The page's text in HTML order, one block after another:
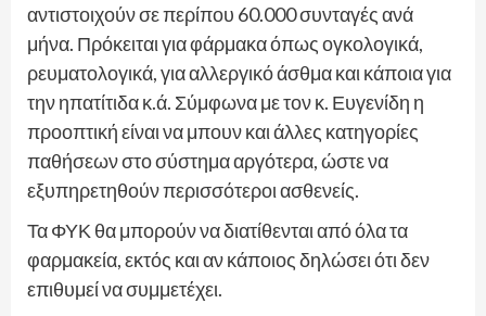
αντιστοιχούν σε περίπου 60.000 συνταγές ανά
μήνα. Πρόκειται για φάρμακα όπως ογκολογικά,
ρευματολογικά, για αλλεργικό άσθμα και κάποια για
την ηπατίτιδα κ.ά. Σύμφωνα με τον κ. Ευγενίδη η
προοπτική είναι να μπουν και άλλες κατηγορίες
παθήσεων στο σύστημα αργότερα, ώστε να
εξυπηρετηθούν περισσότεροι ασθενείς.
Τα ΦΥΚ θα μπορούν να διατίθενται από όλα τα
φαρμακεία, εκτός και αν κάποιος δηλώσει ότι δεν
επιθυμεί να συμμετέχει.